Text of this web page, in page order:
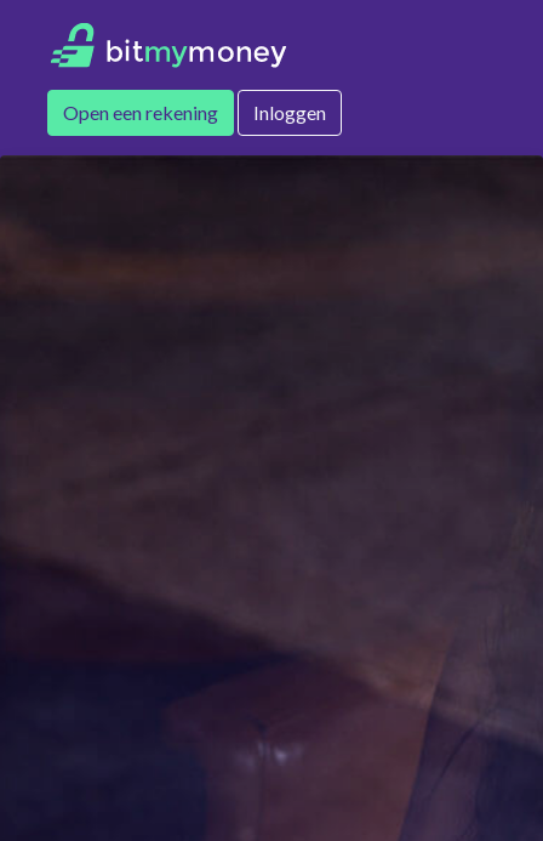
Open een rekening Inloggen